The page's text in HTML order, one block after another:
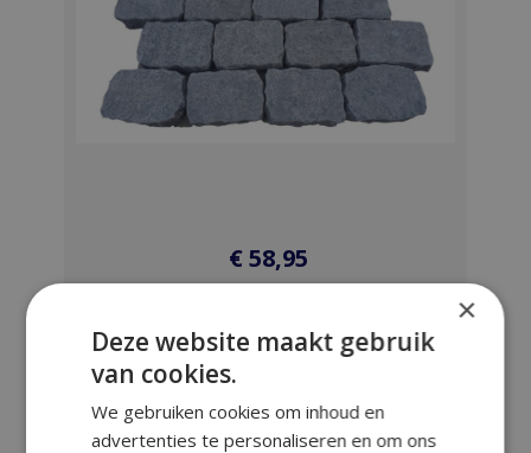
€58,95
Kassei Blauwe hardsteen 20x14x8 H51
Rustica 31st/m²
×
Deze website maakt gebruik
van cookies.
We gebruiken cookies om inhoud en
advertenties te personaliseren en om ons